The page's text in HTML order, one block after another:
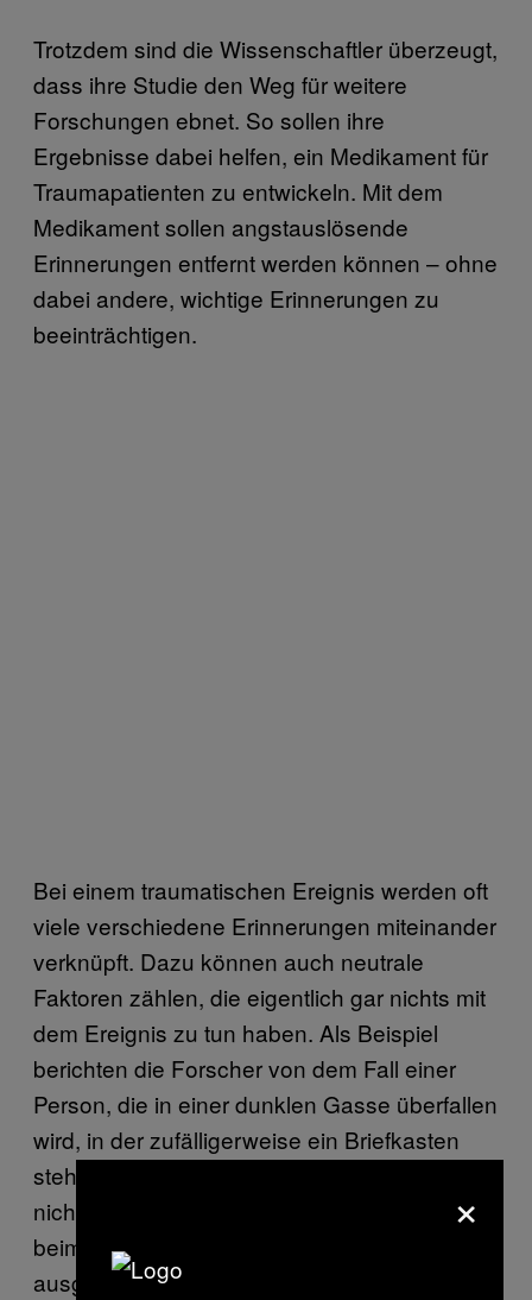
Trotzdem sind die Wissenschaftler überzeugt,
dass ihre Studie den Weg für weitere
Forschungen ebnet. So sollen ihre
Ergebnisse dabei helfen, ein Medikament für
Traumapatienten zu entwickeln. Mit dem
Medikament sollen angstauslösende
Erinnerungen entfernt werden können – ohne
dabei andere, wichtige Erinnerungen zu
beeinträchtigen.
Bei einem traumatischen Ereignis werden oft
viele verschiedene Erinnerungen miteinander
verknüpft. Dazu können auch neutrale
Faktoren zählen, die eigentlich gar nichts mit
dem Ereignis zu tun haben. Als Beispiel
berichten die Forscher von dem Fall einer
Person, die in einer dunklen Gasse überfallen
wird, in der zufälligerweise ein Briefkasten
steht. Obwohl der Briefkasten eigentlich gar
nichts mit dem Überfall zu tun hat, könnten
beim Opfer auch später noch Angstzustände
ausgelöst werden, wenn es beispielsweise
×